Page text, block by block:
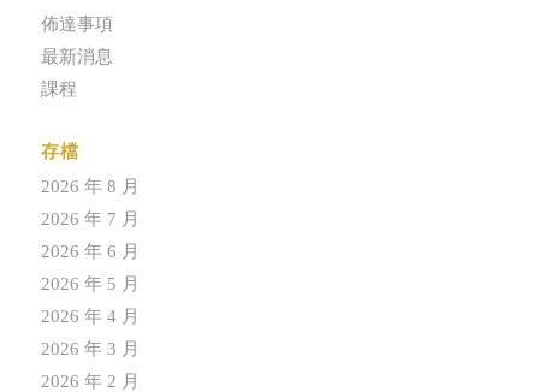
佈達事項
最新消息
課程
存檔
2026 年 8 月
2026 年 7 月
2026 年 6 月
2026 年 5 月
2026 年 4 月
2026 年 3 月
2026 年 2 月